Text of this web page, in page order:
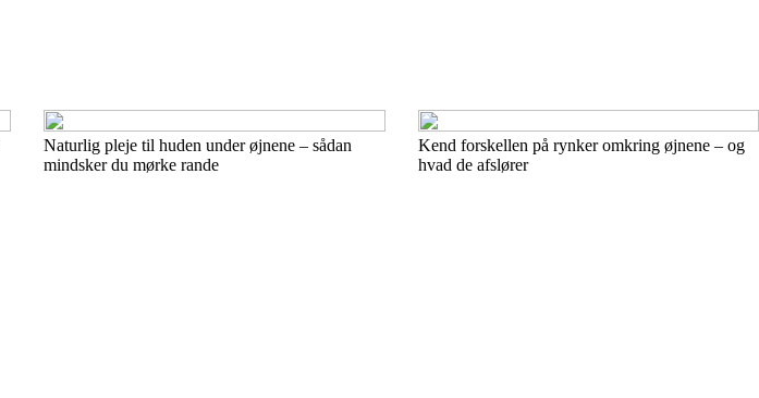
Naturlig pleje til huden under øjnene – sådan
mindsker du mørke rande
Kend forskellen på rynker omkring øjnene – og
hvad de afslører